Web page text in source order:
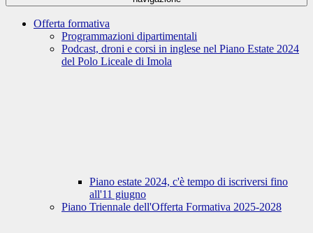
Offerta formativa
Programmazioni dipartimentali
Podcast, droni e corsi in inglese nel Piano Estate 2024
del Polo Liceale di Imola
Piano estate 2024, c'è tempo di iscriversi fino
all'11 giugno
Piano Triennale dell'Offerta Formativa 2025-2028